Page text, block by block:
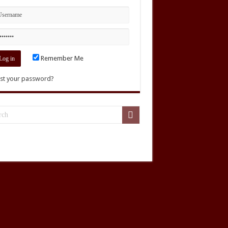
Remember Me
your password?